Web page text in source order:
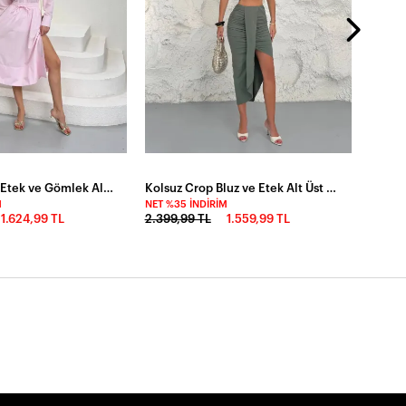
Yırtmaç Detay Etek ve Gömlek Alt Üst Takım Pembe
1.624,99 TL
Kolsuz Crop Bluz ve Etek Alt Üst Takım Haki
NET %35 İNDIRIM
2.399,99 TL 1.559,99 TL